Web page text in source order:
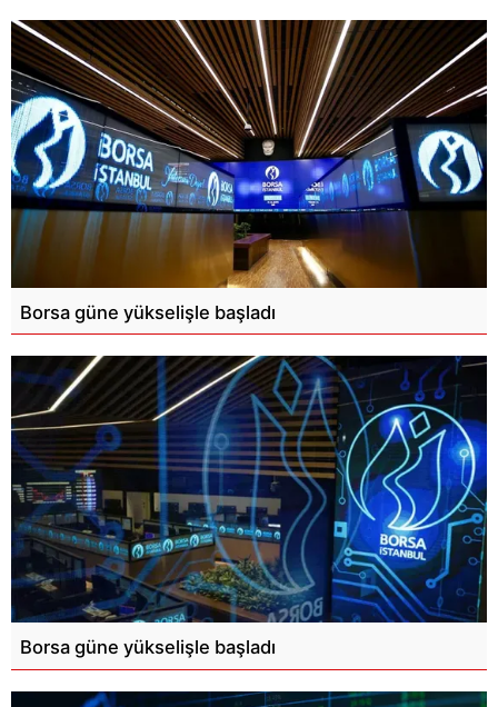
Borsa güne yükselişle başladı
Borsa güne yükselişle başladı